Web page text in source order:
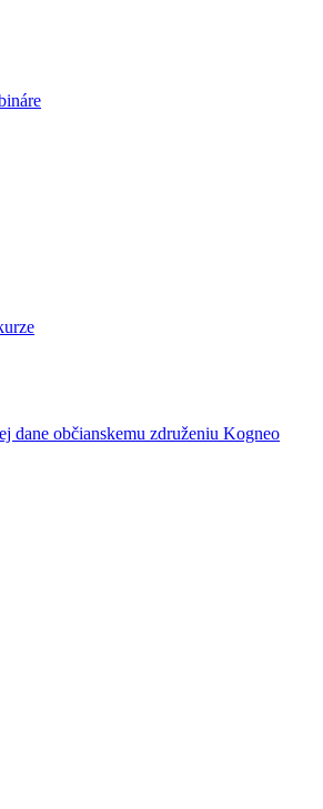
dane občianskemu združeniu Kogneo